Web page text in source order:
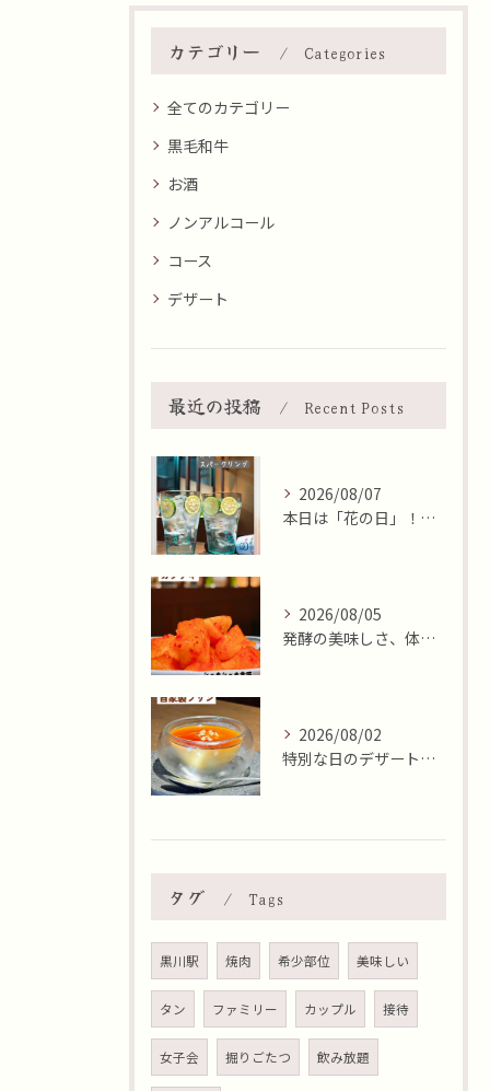
カテゴリー Categories
全てのカテゴリー
黒毛和牛
お酒
ノンアルコール
コース
デザート
最近の投稿 Recent Posts
2026/08/07
本日は「花の日」！そんな日に、焼肉 牛炭の桜ユッケで華やかに...
2026/08/05
発酵の美味しさ、体験しませんか？🧄
2026/08/02
特別な日のデザートはいかがですか🍮✨？本日8月2日はおやつの...
タグ Tags
黒川駅 焼肉 希少部位 美味しい
タン ファミリー カップル 接待
女子会 掘りごたつ 飲み放題